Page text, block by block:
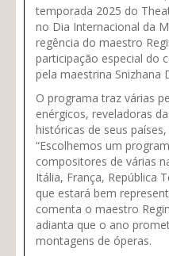
temporada 2025 do
no Dia Internacional da
regência do maestro
participação especial do
pela maestrina Snizhana
O programa traz várias
enérgicos, reveladoras
históricas de seus
“Escolhemos um
compositores de várias
Itália, França, República
que estará bem
comenta o maestro
adianta que o ano
montagens de óperas.